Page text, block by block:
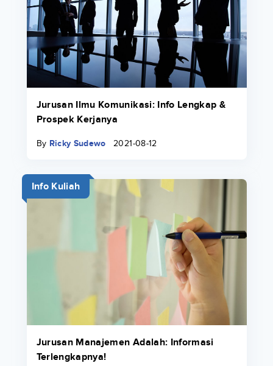
Jurusan Ilmu Komunikasi: Info Lengkap &
Prospek Kerjanya
By Ricky Sudewo 2021-08-12
Info Kuliah
Jurusan Manajemen Adalah: Informasi
Terlengkapnya!